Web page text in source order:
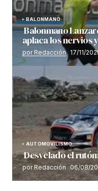
BALONMANO
Balonmano
aplaca los nervios
por Redacción 17/11/
AUTOMOVILISMO
Desvelado el
por Redacción 06/08/